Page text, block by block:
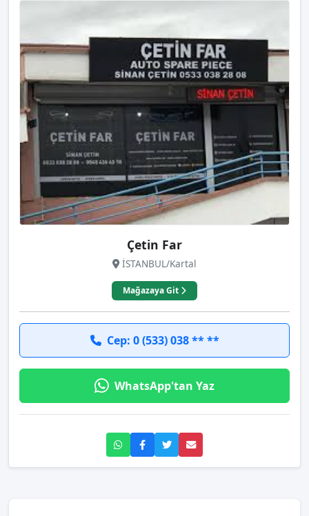
Çetin Far
İSTANBUL/Kartal
Mağazaya Git
Cep: 0 (533) 038 ** **
WhatsApp'tan Yaz